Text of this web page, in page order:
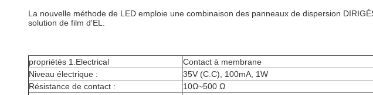
La nouvelle méthode de LED emploie une combinaison des panneaux de dispersion
solution de film d'EL.
propriétés 1.Electrical
Contact à membrane
Niveau électrique :
35V (C.C), 100mA, 1W
Résistance de contact :
10Ω~500 Ω